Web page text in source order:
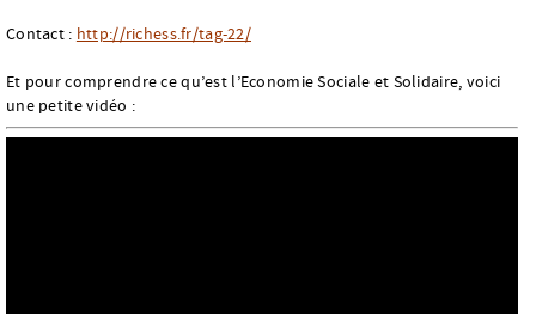
Contact : http://richess.fr/tag-22/
Et pour comprendre ce qu’est l’Economie Sociale et Solidaire, voici
une petite vidéo :